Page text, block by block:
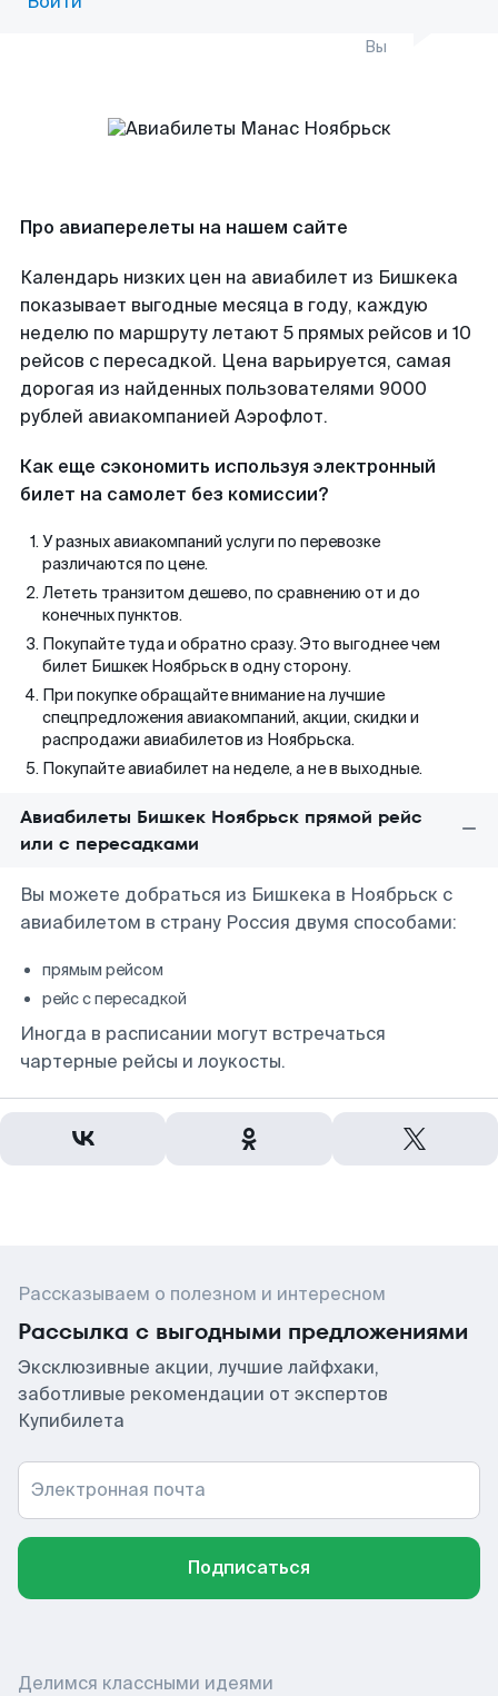
Вы
Про авиаперелеты на нашем сайте
Календарь низких цен на авиабилет из Бишкека
показывает выгодные месяца в году, каждую
неделю по маршруту летают 5 прямых рейсов и 10
рейсов с пересадкой. Цена варьируется, самая
дорогая из найденных пользователями 9000
рублей авиакомпанией Аэрофлот.
Как еще сэкономить используя электронный
билет на самолет без комиссии?
У разных авиакомпаний услуги по перевозке
различаются по цене.
Лететь транзитом дешево, по сравнению от и до
конечных пунктов.
Покупайте туда и обратно сразу. Это выгоднее чем
билет Бишкек Ноябрьск в одну сторону.
При покупке обращайте внимание на лучшие
спецпредложения авиакомпаний, акции, скидки и
распродажи авиабилетов из Ноябрьска.
Покупайте авиабилет на неделе, а не в выходные.
Авиабилеты Бишкек Ноябрьск прямой рейс
или с пересадками
Вы можете добраться из Бишкека в Ноябрьск с
авиабилетом в страну Россия двумя способами:
прямым рейсом
рейс с пересадкой
Иногда в расписании могут встречаться
чартерные рейсы и лоукосты.
Рассказываем о полезном и интересном
Рассылка с выгодными предложениями
Эксклюзивные акции, лучшие лайфхаки,
заботливые рекомендации от экспертов
Купибилета
Электронная почта
Подписаться
Делимся классными идеями